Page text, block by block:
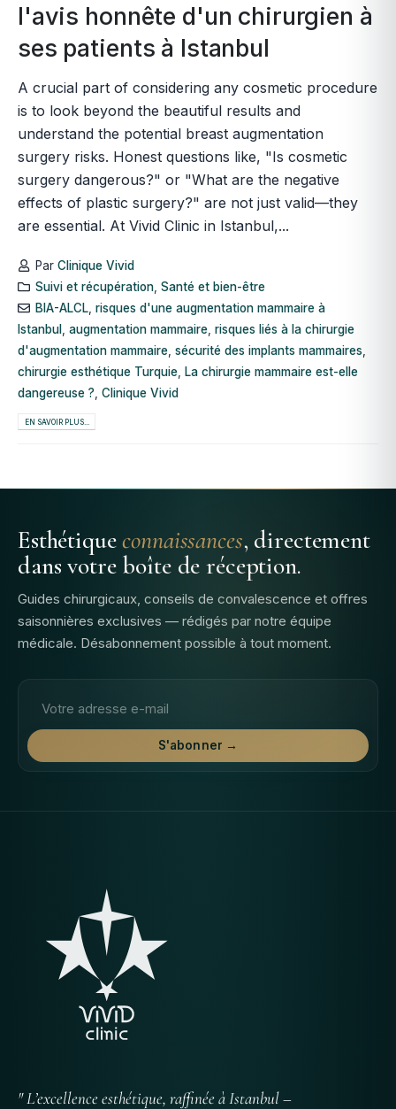
l'avis honnête d'un chirurgien à
ses patients à Istanbul
A crucial part of considering any cosmetic procedure
is to look beyond the beautiful results and
understand the potential breast augmentation
surgery risks. Honest questions like, "Is cosmetic
surgery dangerous?" or "What are the negative
effects of plastic surgery?" are not just valid—they
are essential. At Vivid Clinic in Istanbul,...
Par Clinique Vivid
Suivi et récupération, Santé et bien-être
BIA-ALCL, risques d'une augmentation mammaire à
Istanbul
augmentation mammaire risques liés à la chirurgie
d'augmentation mammaire sécurité des implants mammaires
chirurgie esthétique Turquie
La chirurgie mammaire est-elle
dangereuse ? Clinique Vivid
EN SAVOIR PLUS...
Esthétiqueconnaissances, directement
dans votre boîte de réception.
Guides chirurgicaux, conseils de convalescence et offres
saisonnières exclusives — rédigés par notre équipe
médicale. Désabonnement possible à tout moment.
S'abonner →
" L’excellence esthétique, raffinée à Istanbul –